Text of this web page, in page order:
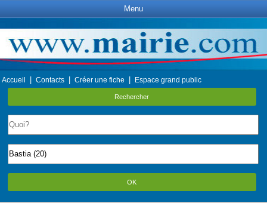
Menu
Accueil Contacts Créer une fiche Espace grand public
Rechercher
OK